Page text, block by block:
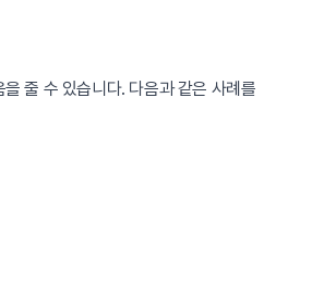
줄 수 있습니다. 다음과 같은 사례를